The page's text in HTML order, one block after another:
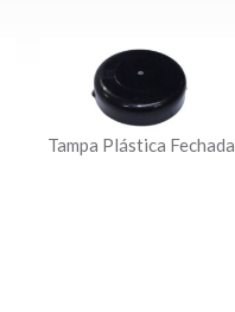
Tampa Plástica Fechada